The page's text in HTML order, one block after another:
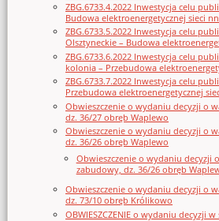
ZBG.6733.4.2022 Inwestycja celu
Budowa elektroenergetycznej sieci
ZBG.6733.5.2022 Inwestycja celu
Olsztyneckie – Budowa
ZBG.6733.6.2022 Inwestycja celu
kolonia – Przebudowa
ZBG.6733.7.2022 Inwestycja celu
Przebudowa elektroenergetycznej
Obwieszczenie o wydaniu decyzji o
dz. 36/27 obręb Waplewo
Obwieszczenie o wydaniu decyzji o
dz. 36/26 obręb Waplewo
Obwieszczenie o wydaniu decyzji
zabudowy, dz. 36/26 obręb
Obwieszczenie o wydaniu decyzji o
dz. 73/10 obręb Królikowo
OBWIESZCZENIE o wydaniu decyzji